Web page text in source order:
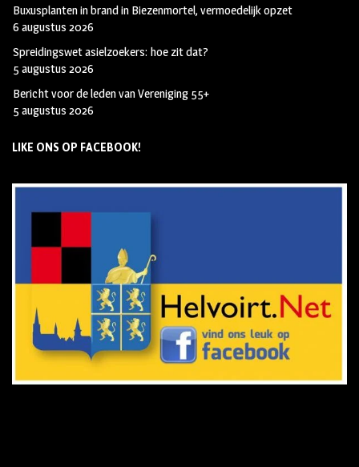
Buxusplanten in brand in Biezenmortel, vermoedelijk opzet
6 augustus 2026
Spreidingswet asielzoekers: hoe zit dat?
5 augustus 2026
Bericht voor de leden van Vereniging 55+
5 augustus 2026
LIKE ONS OP FACEBOOK!